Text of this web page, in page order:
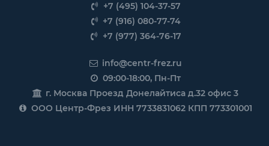
+7 (495) 104-37-57
+7 (916) 080-77-74
+7 (977) 364-76-17
info@centr-frez.ru
09:00-18:00, Пн-Пт
г. Москва Проезд Донелайтиса д.32 офис 3
ООО Центр-Фрез ИНН 7733831062 КПП 773301001